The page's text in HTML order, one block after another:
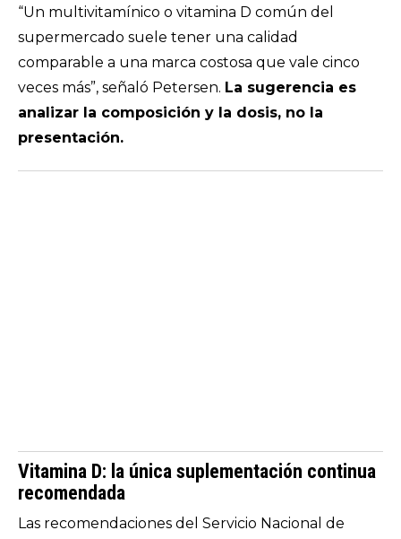
“Un multivitamínico o vitamina D común del
supermercado suele tener una calidad
comparable a una marca costosa que vale cinco
veces más”, señaló Petersen. La sugerencia es
analizar la composición y la dosis, no la
presentación.
Vitamina D: la única suplementación continua
recomendada
Las recomendaciones del Servicio Nacional de